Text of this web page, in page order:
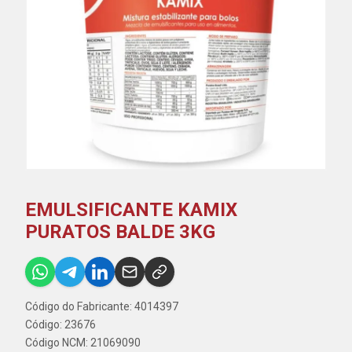
EMULSIFICANTE KAMIX
PURATOS BALDE 3KG
Código do Fabricante: 4014397
Código: 23676
Código NCM: 21069090